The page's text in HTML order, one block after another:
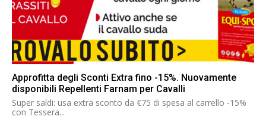
Approfitta degli Sconti Extra fino -15%. Nuovamente
disponibili Repellenti Farnam per Cavalli
Super saldi: usa extra sconto da €75 di spesa al carrello -15%
con Tessera...